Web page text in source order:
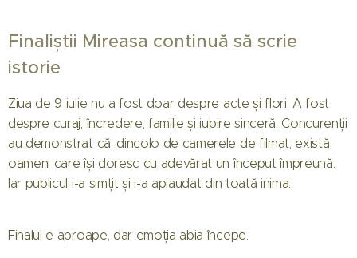
Finaliștii Mireasa continuă să scrie
istorie
Ziua de 9 iulie nu a fost doar despre acte și flori. A fost
despre curaj, încredere, familie și iubire sinceră. Concurenții
au demonstrat că, dincolo de camerele de filmat, există
oameni care își doresc cu adevărat un început împreună.
Iar publicul i-a simțit și i-a aplaudat din toată inima.
Finalul e aproape, dar emoția abia începe.
01.08.2026
Când
începe
Mireasa
inimii.
31.07.2026